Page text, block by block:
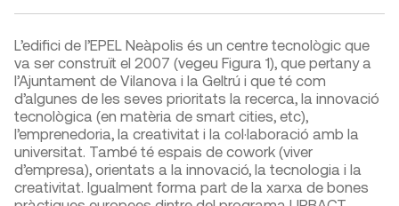
L’edifici de l’EPEL Neàpolis és un centre tecnològic que
va ser construït el 2007 (vegeu Figura 1), que pertany a
l’Ajuntament de Vilanova i la Geltrú i que té com
d’algunes de les seves prioritats la recerca, la innovació
tecnològica (en matèria de smart cities, etc),
l’emprenedoria, la creativitat i la col·laboració amb la
universitat. També té espais de cowork (viver
d’empresa), orientats a la innovació, la tecnologia i la
creativitat. Igualment forma part de la xarxa de bones